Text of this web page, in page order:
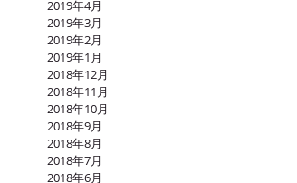
2019年4月
2019年3月
2019年2月
2019年1月
2018年12月
2018年11月
2018年10月
2018年9月
2018年8月
2018年7月
2018年6月